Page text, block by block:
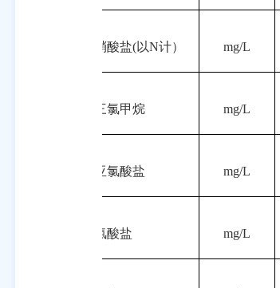
硝酸盐(以N计） mg/L
三氯甲烷 mg/L
亚氯酸盐 mg/L
氯酸盐 mg/L